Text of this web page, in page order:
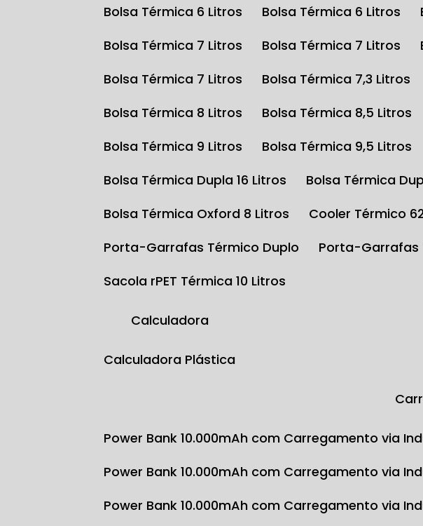
Bolsa Térmica 6 Litros
Bolsa Térmica 6 Litros
Bolsa Térmica 7 Litros
Bolsa Térmica 7 Litros
Bolsa Térmica 7 Litros
Bolsa Térmica 7,3 Litros
Bolsa Térmica 8 Litros
Bolsa Térmica 8,5 Litros
Bolsa Térmica 9 Litros
Bolsa Térmica 9,5 Litros
Bolsa Térmica Dupla 16 Litros
Bolsa Térmica
Bolsa Térmica Oxford 8 Litros
Cooler Térmico
Porta-Garrafas Térmico Duplo
Porta-
Sacola rPET Térmica 10 Litros
Calculadora
Calculadora Plástica
Power Bank 10.000mAh com Carregamento via
Power Bank 10.000mAh com Carregamento via
Power Bank 10.000mAh com Carregamento via